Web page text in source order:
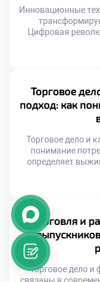
Инновационные
Цифровая
главными
обновления
балансировать
развитием
определяет
Торговое
подход: как
Торговое дело и
понимание
определяет
человека. Успех
взаимодействия с
безликим
смещается с
Торговля и
Торговое дело и